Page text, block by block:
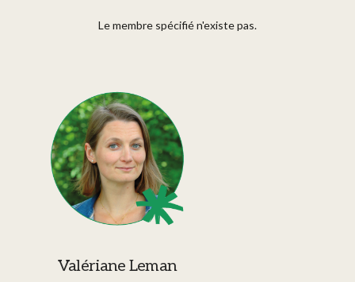
Le membre spécifié n'existe pas.
Valériane Leman